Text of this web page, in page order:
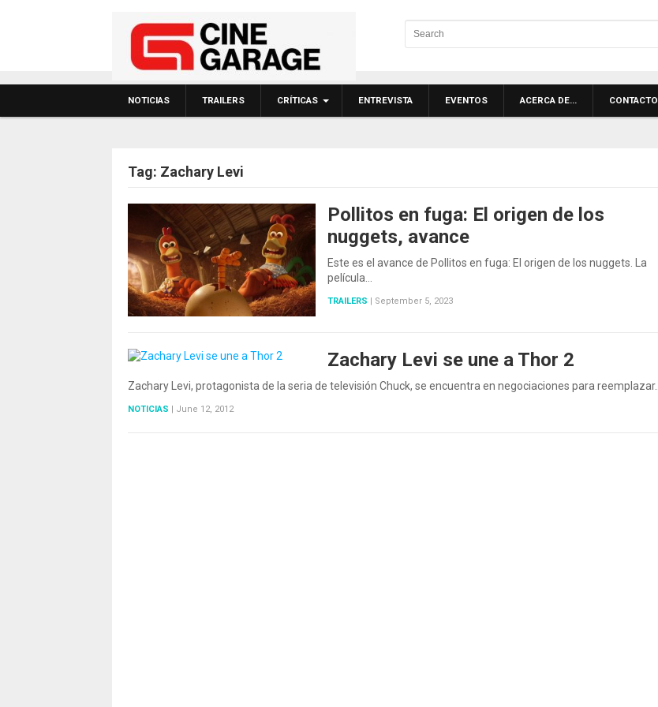
NOTICIAS TRAILERS CRÍTICAS ENTREVISTA EVENTOS ACERCA DE… CONTACTO
Tag: Zachary Levi
Pollitos en fuga: El origen de los
nuggets, avance
Este es el avance de Pollitos en fuga: El origen de los nuggets. La
película…
TRAILERS | September 5, 2023
Zachary Levi se une a Thor 2
Zachary Levi, protagonista de la seria de televisión Chuck, se encuentra en negociaciones para reemplazar…
NOTICIAS | June 12, 2012